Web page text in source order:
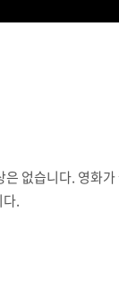
은 없습니다. 영화
.